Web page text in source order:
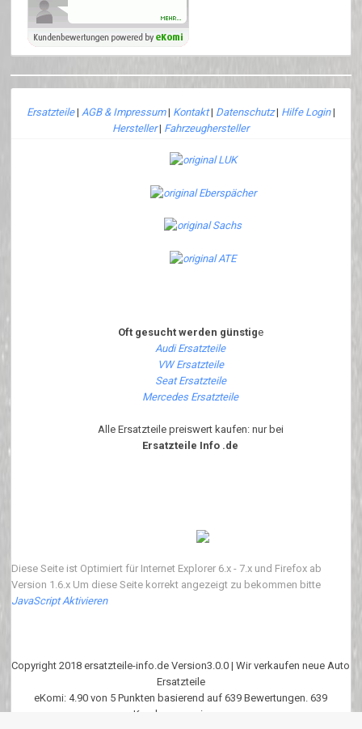
Ersatzteile| AGB & Impressum| Kontakt| Datenschutz| Hilfe Login|
Hersteller| Fahrzeughersteller
Oft gesucht werden günstige
Audi Ersatzteile
VW Ersatzteile
Seat Ersatzteile
Mercedes Ersatzteile
Alle Ersatzteile preiswert kaufen: nur bei
Ersatzteile Info .de
Diese Seite ist Optimiert für Internet Explorer 6.x - 7.x und Firefox ab
Version 1.6.x Um diese Seite korrekt angezeigt zu bekommen bitte
JavaScript Aktivieren
Copyright 2018 ersatzteile-info.de Version3.0.0 | Wir verkaufen neue Auto
Ersatzteile
eKomi:4.90 von 5 Punkten basierend auf639 Bewertungen.639
Kundenrezessionen.